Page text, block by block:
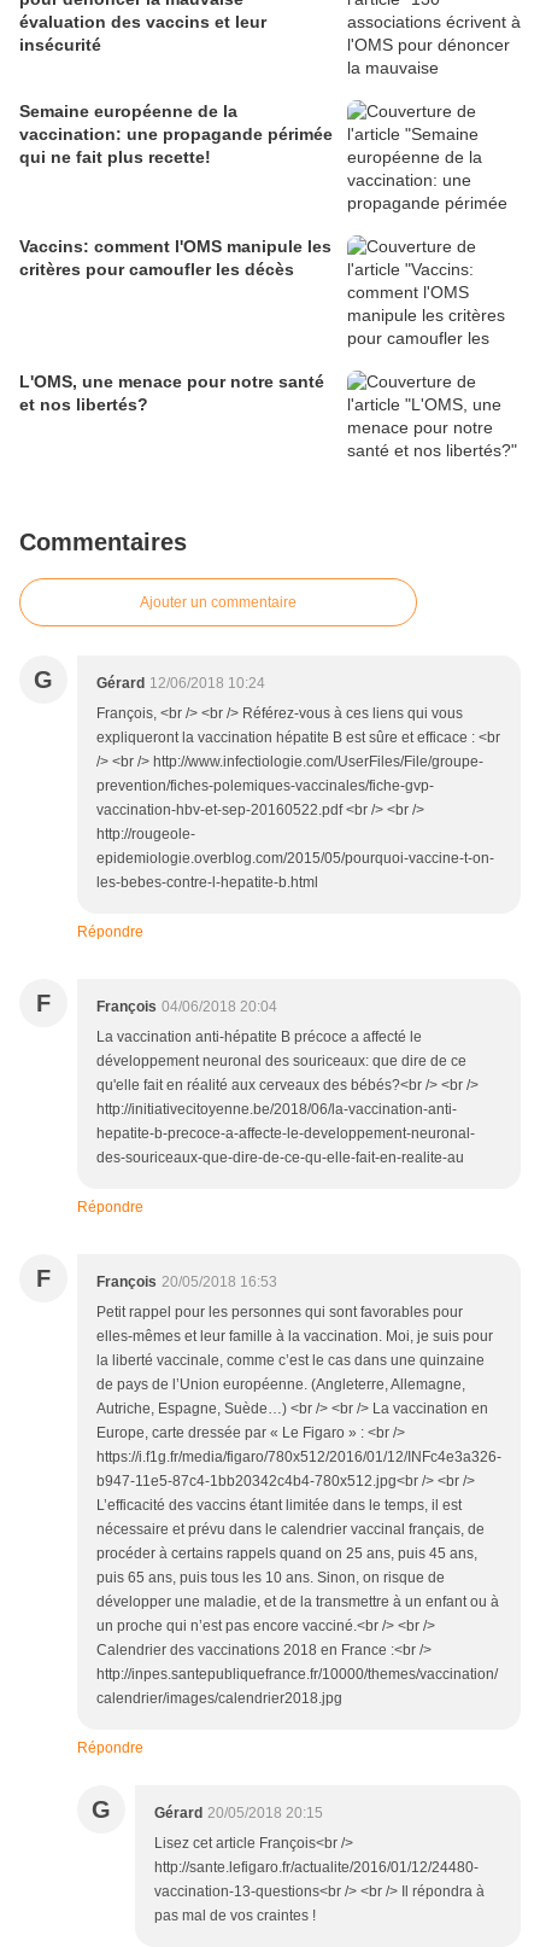
évaluation des vaccins et leur
insécurité
Semaine européenne de la
vaccination: une propagande périmée
qui ne fait plus recette!
Vaccins: comment l'OMS manipule les
critères pour camoufler les décès
L'OMS, une menace pour notre santé
et nos libertés?
Commentaires
Ajouter un commentaire
G Gérard 12/06/2018 10:24
François, <br /> <br /> Référez-vous à ces liens qui vous
expliqueront la vaccination hépatite B est sûre et efficace : <br
/> <br /> http://www.infectiologie.com/UserFiles/File/groupe-
prevention/fiches-polemiques-vaccinales/fiche-gvp-
vaccination-hbv-et-sep-20160522.pdf <br /> <br />
http://rougeole-
epidemiologie.overblog.com/2015/05/pourquoi-vaccine-t-on-
les-bebes-contre-l-hepatite-b.html
Répondre
F François 04/06/2018 20:04
La vaccination anti-hépatite B précoce a affecté le
développement neuronal des souriceaux: que dire de ce
qu'elle fait en réalité aux cerveaux des bébés?<br /> <br />
http://initiativecitoyenne.be/2018/06/la-vaccination-anti-
hepatite-b-precoce-a-affecte-le-developpement-neuronal-
des-souriceaux-que-dire-de-ce-qu-elle-fait-en-realite-au
Répondre
F François 20/05/2018 16:53
Petit rappel pour les personnes qui sont favorables pour
elles-mêmes et leur famille à la vaccination. Moi, je suis pour
la liberté vaccinale, comme c’est le cas dans une quinzaine
de pays de l’Union européenne. (Angleterre, Allemagne,
Autriche, Espagne, Suède…) <br /> <br /> La vaccination en
Europe, carte dressée par « Le Figaro » : <br />
https://i.f1g.fr/media/figaro/780x512/2016/01/12/INFc4e3a326-
b947-11e5-87c4-1bb20342c4b4-780x512.jpg<br /> <br />
L’efficacité des vaccins étant limitée dans le temps, il est
nécessaire et prévu dans le calendrier vaccinal français, de
procéder à certains rappels quand on 25 ans, puis 45 ans,
puis 65 ans, puis tous les 10 ans. Sinon, on risque de
développer une maladie, et de la transmettre à un enfant ou à
un proche qui n’est pas encore vacciné.<br /> <br />
Calendrier des vaccinations 2018 en France :<br />
http://inpes.santepubliquefrance.fr/10000/themes/vaccination/
calendrier/images/calendrier2018.jpg
Répondre
G Gérard 20/05/2018 20:15
Lisez cet article François<br />
http://sante.lefigaro.fr/actualite/2016/01/12/24480-
vaccination-13-questions<br /> <br /> Il répondra à
pas mal de vos craintes !